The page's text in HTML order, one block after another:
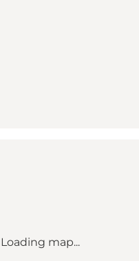
Loading map...